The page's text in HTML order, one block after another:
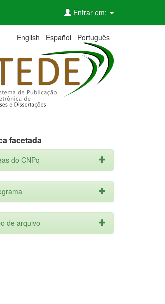
Entrar em:
English Español Português
facetada
do CNPq
de arquivo